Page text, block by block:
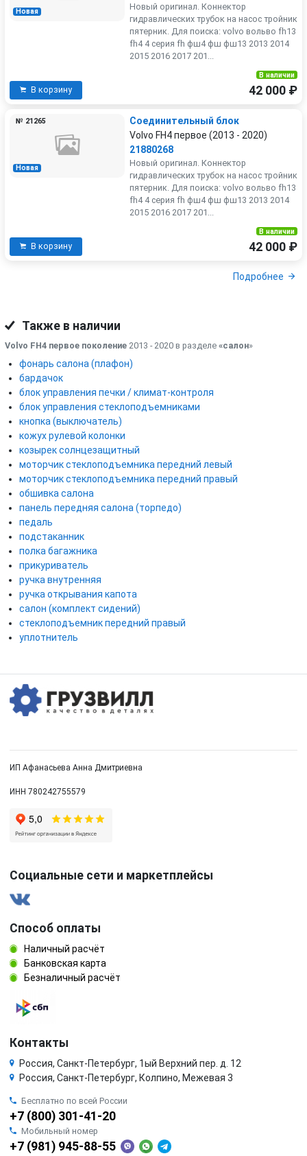
Новая
Новый оригинал. Коннектор
гидравлических трубок на насос тройник
пятерник. Для поиска: volvo вольво fh13
fh4 4 серия fh фш4 фш фш13 2013 2014
2015 2016 2017 201...
В корзину
В наличии
42 000 ₽
Новая
№ 21265
Соединительный блок
Volvo FH4 первое (2013 - 2020)
21880268
Новый оригинал. Коннектор
гидравлических трубок на насос тройник
пятерник. Для поиска: volvo вольво fh13
fh4 4 серия fh фш4 фш фш13 2013 2014
2015 2016 2017 201...
В корзину
В наличии
42 000 ₽
Подробнее
Также в наличии
Volvo FH4 первое поколение 2013 - 2020 в разделе «салон»
фонарь салона (плафон)
бардачок
блок управления печки / климат-контроля
блок управления стеклоподъемниками
кнопка (выключатель)
кожух рулевой колонки
козырек солнцезащитный
моторчик стеклоподъемника передний левый
моторчик стеклоподъемника передний правый
обшивка салона
панель передняя салона (торпедо)
педаль
подстаканник
полка багажника
прикуриватель
ручка внутренняя
ручка открывания капота
салон (комплект сидений)
стеклоподъемник передний правый
уплотнитель
ИП Афанасьева Анна Дмитриевна
ИНН 780242755579
Социальные сети и маркетплейсы
Способ оплаты
Наличный расчёт
Банковская карта
Безналичный расчёт
Контакты
Россия, Санкт-Петербург, 1ый Верхний пер. д. 12
Россия, Санкт-Петербург, Колпино, Межевая 3
Бесплатно по всей России
+7 (800) 301-41-20
Мобильный номер
+7 (981) 945-88-55